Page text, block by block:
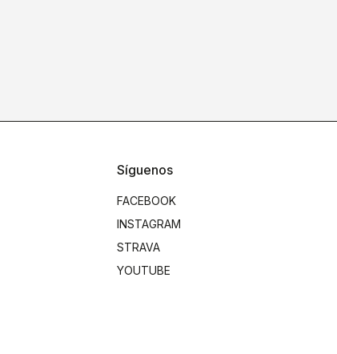
Síguenos
FACEBOOK
INSTAGRAM
STRAVA
YOUTUBE